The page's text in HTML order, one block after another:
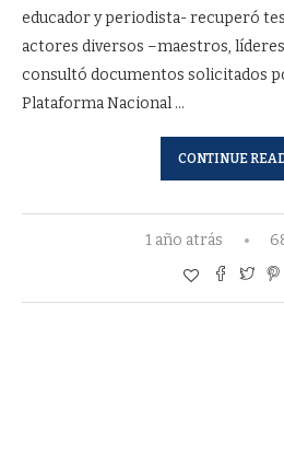
educador y periodista- recuperó
actores diversos –maestros,
consultó documentos solicitados
Plataforma Nacional …
CONTINUE
1 año atrás